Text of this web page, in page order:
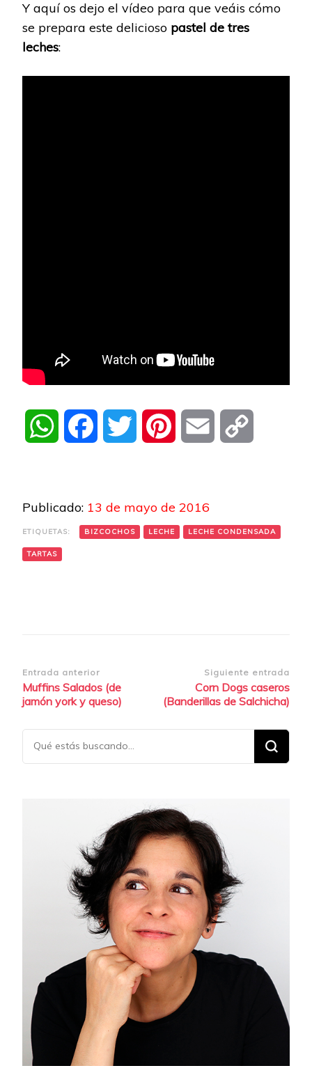
Y aquí os dejo el vídeo para que veáis cómo
se prepara este delicioso pastel de tres
leches:
WhatsAppFacebook Twitter Pinterest Email
Publicado: 13 de mayo de 2016
ETIQUETAS: BIZCOCHOS LECHE LECHE CONDENSADA
TARTAS
Navegación
de
entradas
Entrada anterior
Muffins Salados (de
jamón york y queso)
Siguiente entrada
Corn Dogs caseros
(Banderillas de Salchicha)
¿Buscas
algo?